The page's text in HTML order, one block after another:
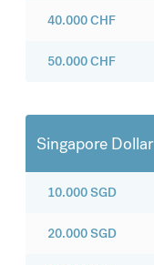
40.000CHF
50.000CHF
Singapore Dollar
10.000SGD
20.000SGD